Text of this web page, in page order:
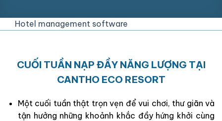
Hotel management software
CUỐI TUẦN NẠP ĐẦY NĂNG LƯỢNG TẠI
CANTHO ECO RESORT
Một cuối tuần thật trọn vẹn để vui chơi, thư giãn và
tận hưởng những khoảnh khắc đầy hứng khởi cùng